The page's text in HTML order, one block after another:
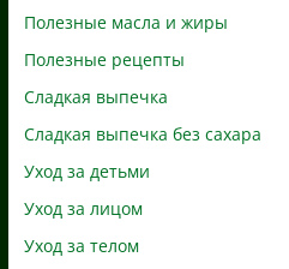
Полезные масла и жиры
Полезные рецепты
Сладкая выпечка
Сладкая выпечка без сахара
Уход за детьми
Уход за лицом
Уход за телом